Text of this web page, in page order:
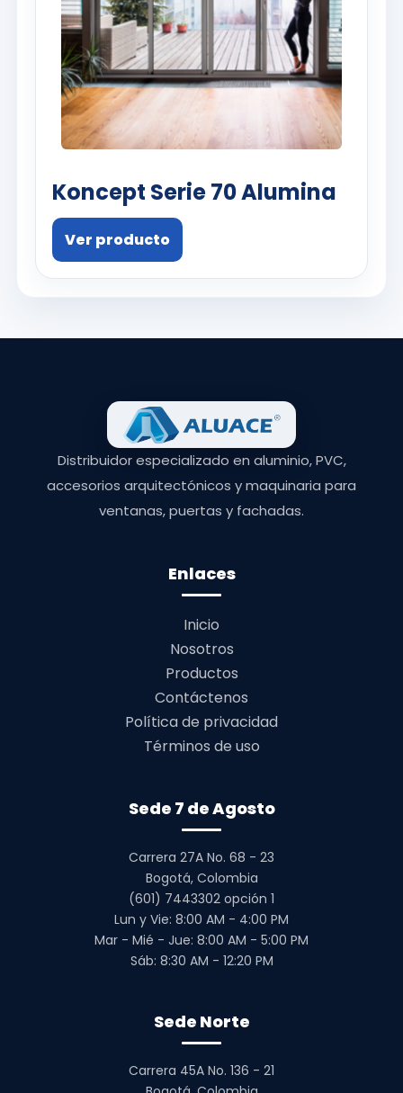
Koncept Serie 70 Alumina
Ver producto
Distribuidor especializado en aluminio, PVC,
accesorios arquitectónicos y maquinaria para
ventanas, puertas y fachadas.
Enlaces
Inicio
Nosotros
Productos
Contáctenos
Política de privacidad
Términos de uso
Sede 7 de Agosto
Carrera 27A No. 68 - 23
Bogotá, Colombia
(601) 7443302 opción 1
Lun y Vie: 8:00 AM - 4:00 PM
Mar - Mié - Jue: 8:00 AM - 5:00 PM
Sáb: 8:30 AM - 12:20 PM
Sede Norte
Carrera 45A No. 136 - 21